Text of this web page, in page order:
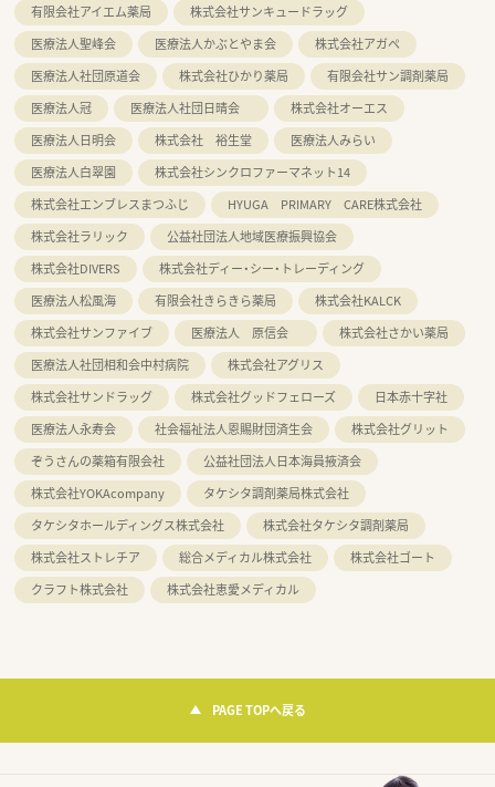
有限会社アイエム薬局
株式会社サンキュードラッグ
医療法人聖峰会
医療法人かぶとやま会
株式会社アガペ
医療法人社団原道会
株式会社ひかり薬局
有限会社サン調剤薬局
医療法人冠
医療法人社団日晴会
株式会社オーエス
医療法人日明会
株式会社 裕生堂
医療法人みらい
医療法人白翠園
株式会社シンクロファーマネット14
株式会社エンブレスまつふじ
HYUGA PRIMARY CARE株式会社
株式会社ラリック
公益社団法人地域医療振興協会
株式会社DIVERS
株式会社ディー・シー・トレーディング
医療法人松風海
有限会社きらきら薬局
株式会社KALCK
株式会社サンファイブ
医療法人 原信会
株式会社さかい薬局
医療法人社団相和会中村病院
株式会社アグリス
株式会社サンドラッグ
株式会社グッドフェローズ
日本赤十字社
医療法人永寿会
社会福祉法人恩賜財団済生会
株式会社グリット
ぞうさんの薬箱有限会社
公益社団法人日本海員掖済会
株式会社YOKAcompany
タケシタ調剤薬局株式会社
タケシタホールディングス株式会社
株式会社タケシタ調剤薬局
株式会社ストレチア
総合メディカル株式会社
株式会社ゴート
クラフト株式会社
株式会社恵愛メディカル
PAGE TOPへ戻る